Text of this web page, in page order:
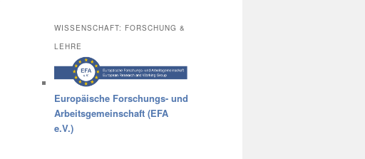
WISSENSCHAFT: FORSCHUNG &
LEHRE
Europäische Forschungs- und
Arbeitsgemeinschaft (EFA
e.V.)